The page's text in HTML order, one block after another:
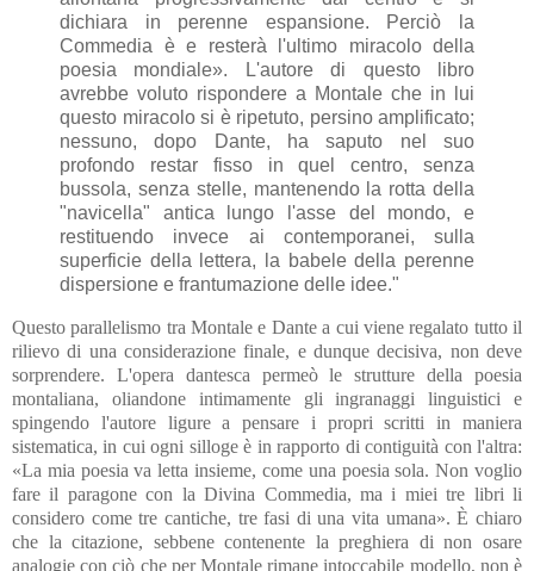
dichiara in perenne espansione. Perciò la
Commedia è e resterà l'ultimo miracolo della
poesia mondiale». L'autore di questo libro
avrebbe voluto rispondere a Montale che in lui
questo miracolo si è ripetuto, persino amplificato;
nessuno, dopo Dante, ha saputo nel suo
profondo restar fisso in quel centro, senza
bussola, senza stelle, mantenendo la rotta della
"navicella" antica lungo l'asse del mondo, e
restituendo invece ai contemporanei, sulla
superficie della lettera, la babele della perenne
dispersione e frantumazione delle idee."
Questo parallelismo tra Montale e Dante a cui viene regalato tutto il
rilievo di una considerazione finale, e dunque decisiva, non deve
sorprendere. L'opera dantesca permeò le strutture della poesia
montaliana, oliandone intimamente gli ingranaggi linguistici e
spingendo l'autore ligure a pensare i propri scritti in maniera
sistematica, in cui ogni silloge è in rapporto di contiguità con l'altra:
«La mia poesia va letta insieme, come una poesia sola. Non voglio
fare il paragone con la Divina Commedia, ma i miei tre libri li
considero come tre cantiche, tre fasi di una vita umana». È chiaro
che la citazione, sebbene contenente la preghiera di non osare
analogie con ciò che per Montale rimane intoccabile modello, non è